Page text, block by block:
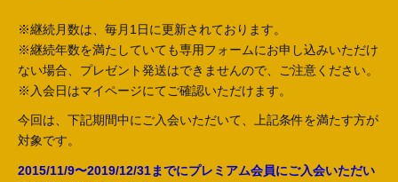
※継続月数は、毎月1日に更新されております。
※継続年数を満たしていても専用フォームにお申し込みいただけ
ない場合、プレゼント発送はできませんので、ご注意ください。
※入会日はマイページにてご確認いただけます。
今回は、下記期間中にご入会いただいて、上記条件を満たす方が
対象です。
2015/11/9〜2019/12/31までにプレミアム会員にご入会いただい